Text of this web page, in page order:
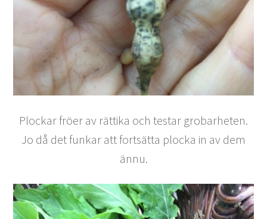
Plockar fröer av rättika och testar grobarheten.
Jo då det funkar att fortsätta plocka in av dem
ännu.